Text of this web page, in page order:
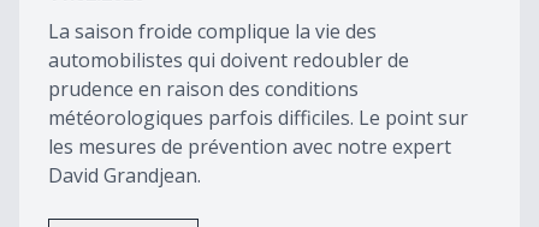
seconds
La saison froide complique la vie des
automobilistes qui doivent redoubler de
prudence en raison des conditions
météorologiques parfois difficiles. Le point sur
les mesures de prévention avec notre expert
David Grandjean.